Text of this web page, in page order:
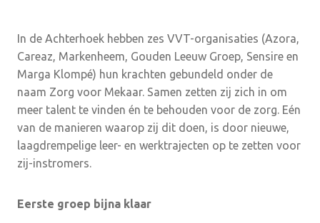
In de Achterhoek hebben zes VVT-organisaties (Azora,
Careaz, Markenheem, Gouden Leeuw Groep, Sensire en
Marga Klompé) hun krachten gebundeld onder de
naam Zorg voor Mekaar. Samen zetten zij zich in om
meer talent te vinden én te behouden voor de zorg. Eén
van de manieren waarop zij dit doen, is door nieuwe,
laagdrempelige leer- en werktrajecten op te zetten voor
zij-instromers.
Eerste groep bijna klaar